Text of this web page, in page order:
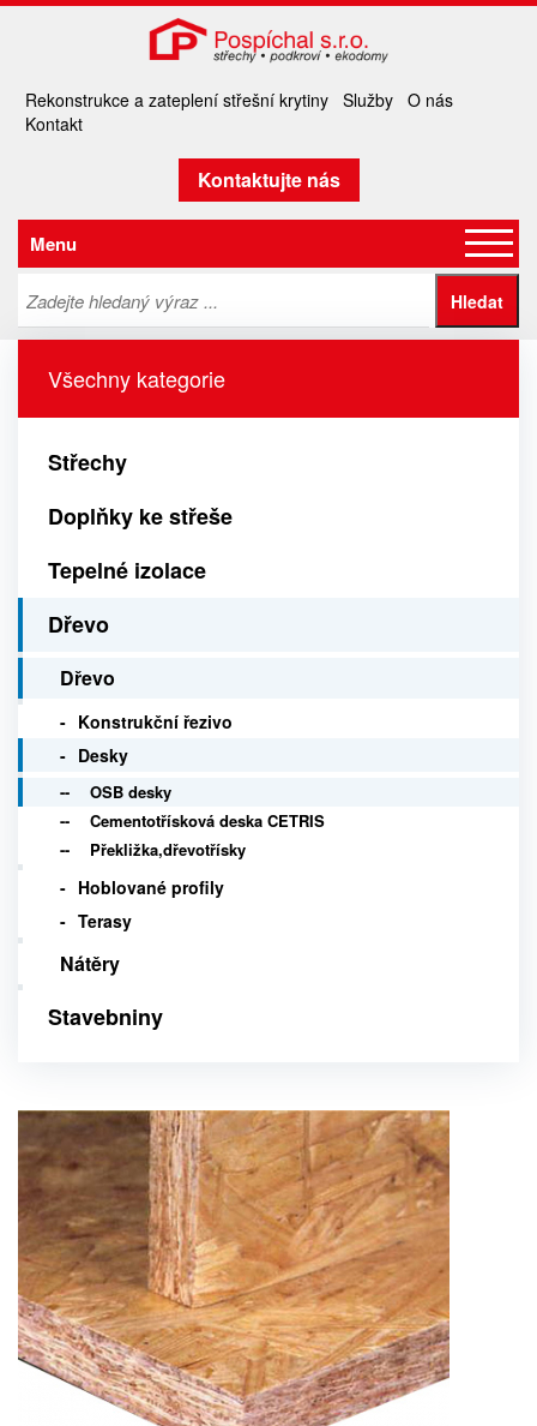
Rekonstrukce a zateplení střešní krytiny Služby O nás
Kontakt
Kontaktujte nás
Menu
Všechny kategorie
Střechy
Doplňky ke střeše
Tepelné izolace
Dřevo
Dřevo
Konstrukční řezivo
Desky
OSB desky
Cementotřísková deska CETRIS
Překližka,dřevotřísky
Hoblované profily
Terasy
Nátěry
Stavebniny